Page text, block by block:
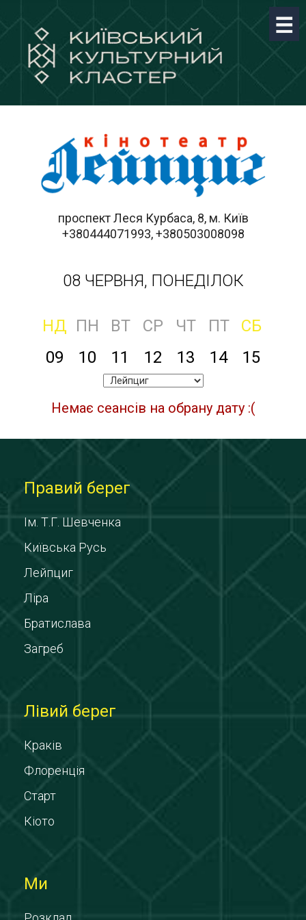
проспект Леся Курбаса, 8, м. Київ
+380444071993, +380503008098
08 ЧЕРВНЯ, ПОНЕДІЛОК
НД ПН ВТ СР ЧТ ПТ
СБ
09
10 11 12 13 14 15
Немає сеансів на обрану дату :(
Правий берег
Ім. Т.Г. Шевченка
Київська Русь
Лейпциг
Ліра
Братислава
Загреб
Лівий берег
Краків
Флоренція
Старт
Кіото
Ми